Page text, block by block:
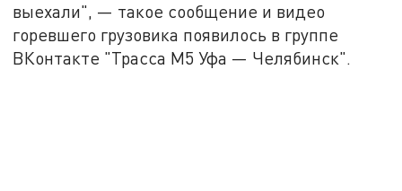
выехали", — такое сообщение и видео
горевшего грузовика появилось в группе
ВКонтакте "Трасса М5 Уфа — Челябинск".